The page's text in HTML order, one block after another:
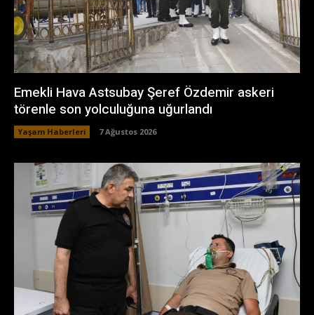
Emekli Hava Astsubay Şeref Özdemir askeri
törenle son yolculuğuna uğurlandı
Yaşam Haberleri 7 Ağustos 2026